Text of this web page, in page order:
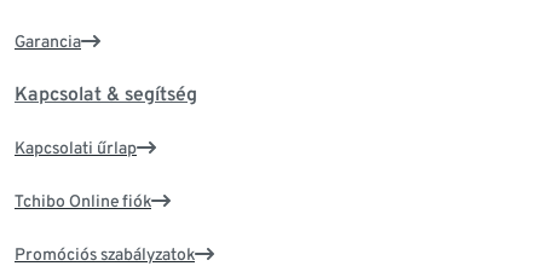
Garancia
Kapcsolat & segítség
Kapcsolati űrlap
Tchibo Online fiók
Promóciós szabályzatok